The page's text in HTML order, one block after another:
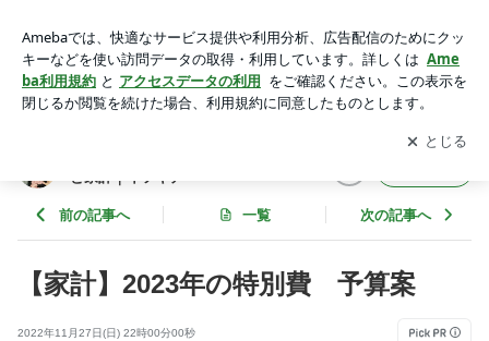
生）の暮らしと家計｜イソキチ
アプリをダウンロードして ブログの更新通知
を受け取りまし
ょう。
開く
と家計｜イソキチ
前の記事へ 一覧 次の記事へ
【家計】2023年の特別費 予算案
2022年11月27日(日) 22時00分00秒